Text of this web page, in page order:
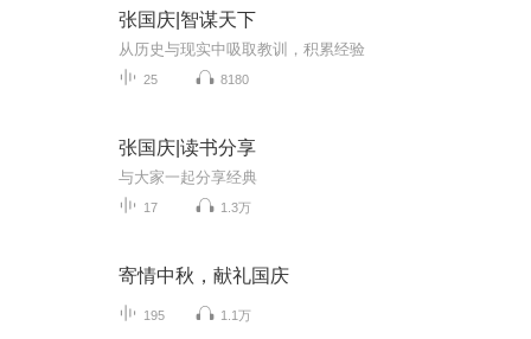
张国庆|智谋天下
从历史与现实中吸取教训，积累经验
25 8180
张国庆|读书分享
与大家一起分享经典
17 1.3万
寄情中秋，献礼国庆
195 1.1万